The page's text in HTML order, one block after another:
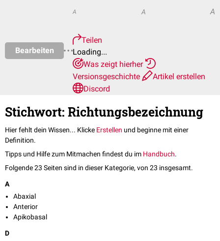
Bearbeiten
A A A
Teilen
Loading...
Was zeigt hierher
Versionsgeschichte
Artikel erstellen
Discord
Stichwort: Richtungsbezeichnung
Hier fehlt dein Wissen... Klicke Erstellen und beginne mit einer
Definition.
Tipps und Hilfe zum Mitmachen findest du im Handbuch.
Folgende 23 Seiten sind in dieser Kategorie, von 23 insgesamt.
A
Abaxial
Anterior
Apikobasal
D